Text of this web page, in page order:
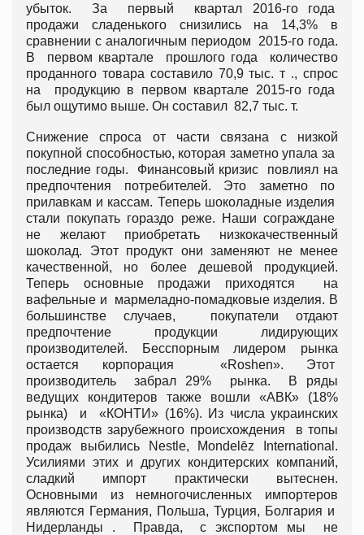
убыток. За первый квартал 2016-го года
продажи сладенького снизились на 14,3% в
сравнении с аналогичным периодом 2015-го года.
В первом квартале прошлого года количество
проданного товара составило 70,9 тыс. т ., спрос
на продукцию в первом квартале 2015-го года
был ощутимо выше. Он составил 82,7 тыс. т.
Снижение спроса от части связана с низкой
покупной способностью, которая заметно упала за
последние годы. Финансовый кризис повлиял на
предпочтения потребителей. Это заметно по
прилавкам и кассам. Теперь шоколадные изделия
стали покупать гораздо реже. Наши сограждане
не желают приобретать низкокачественный
шоколад. Этот продукт они заменяют не менее
качественной, но более дешевой продукцией.
Теперь основные продажи приходятся на
вафельные и мармеладно-помадковые изделия. В
большинстве случаев, покупатели отдают
предпочтение продукции лидирующих
производителей. Бесспорным лидером рынка
остается корпорация «Roshen». Этот
производитель забрал 29% рынка. В ряды
ведущих кондитеров также вошли «АВК» (18%
рынка) и «КОНТИ» (16%). Из числа украинских
производств зарубежного происхождения в топы
продаж выбились Nestle, Mondelēz International.
Усилиями этих и других кондитерских компаний,
сладкий импорт практически вытеснен.
Основными из немногочисленных импортеров
являются Германия, Польша, Турция, Болгария и
Нидерланды . Правда, с экспортом мы не